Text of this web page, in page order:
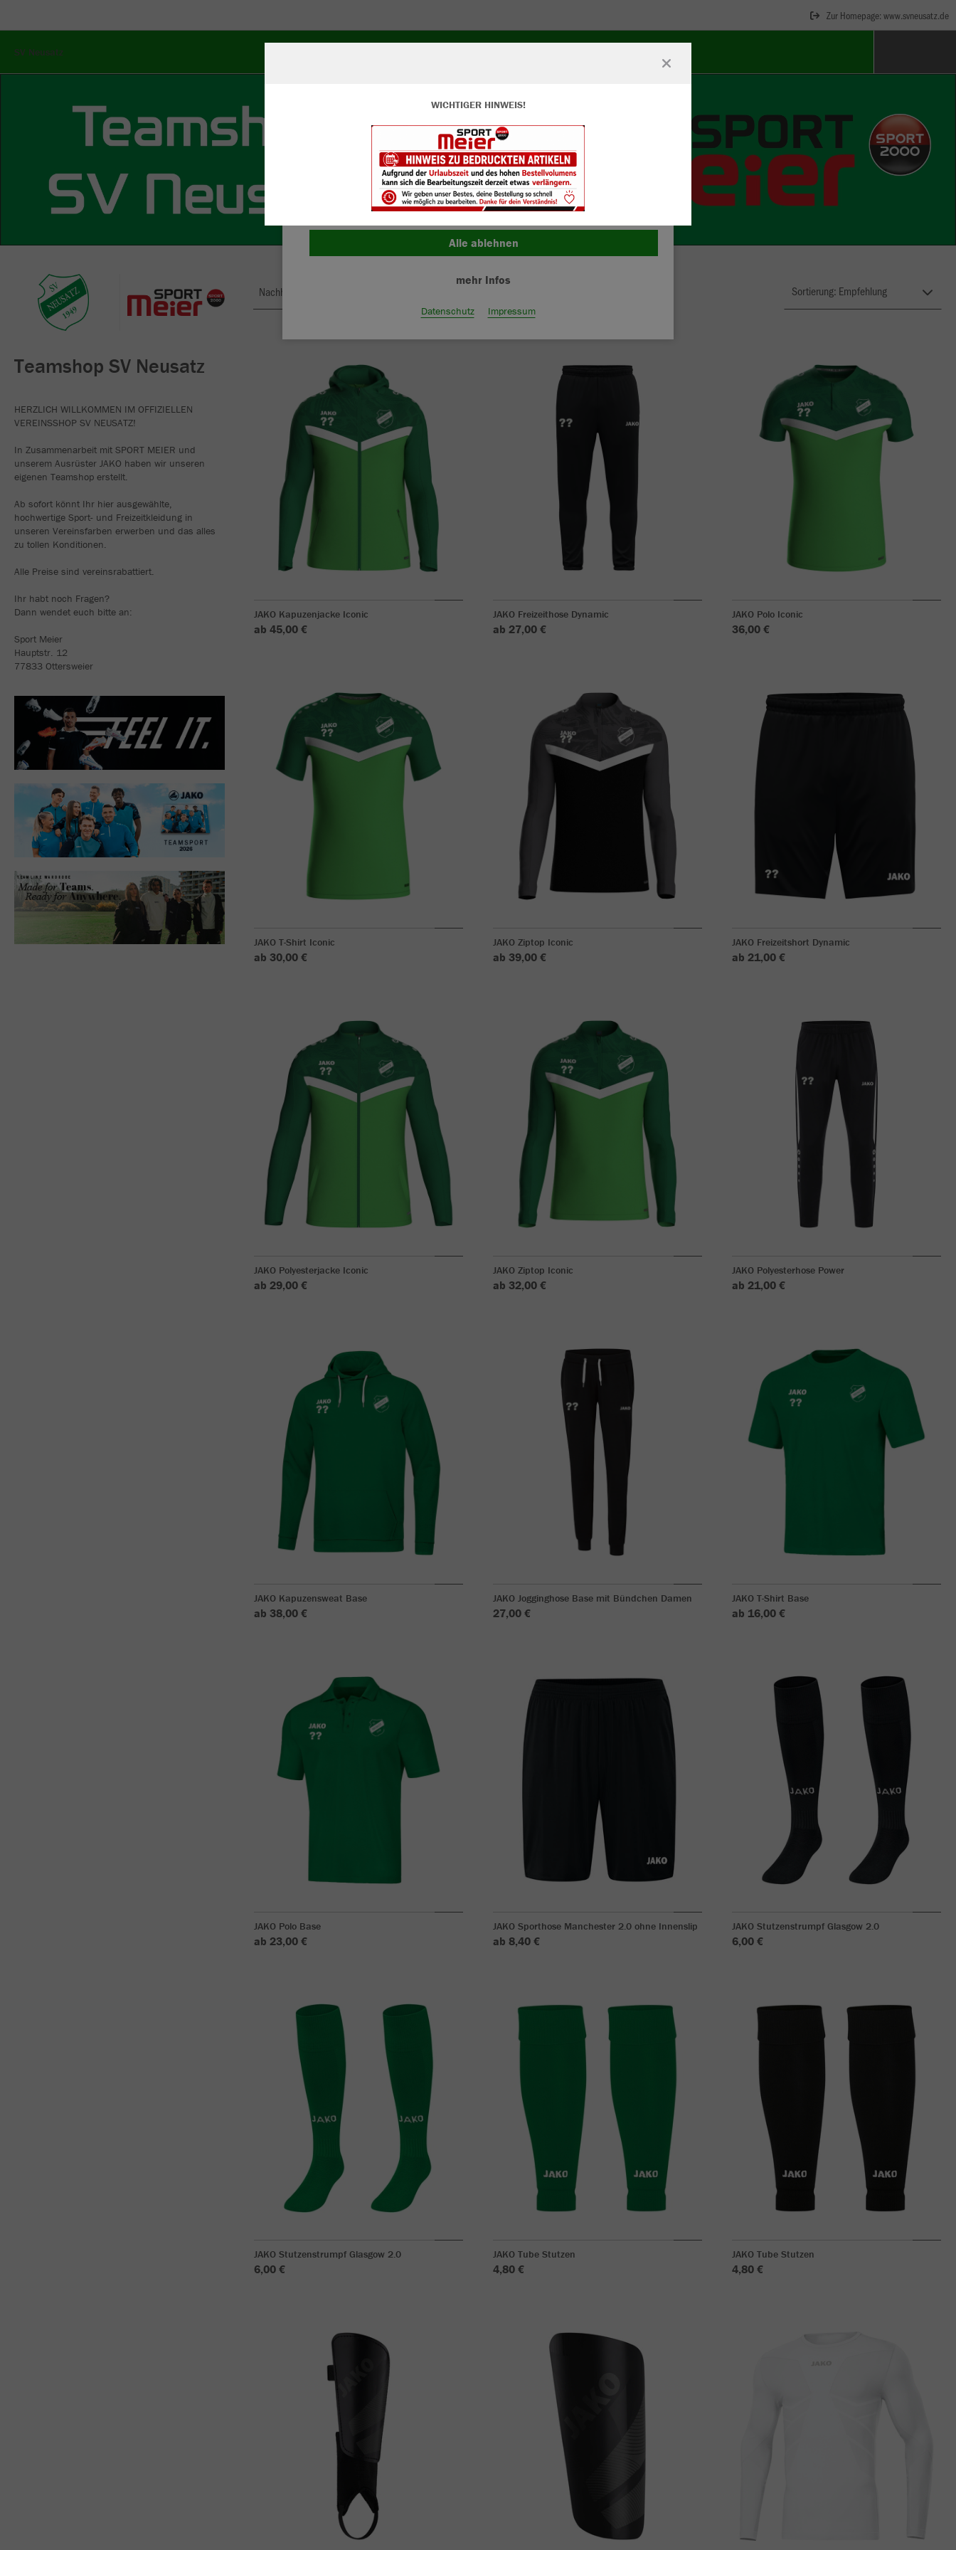
Zur Homepage: www.svneusatz.de
SV Neusatz
Teamshop SV Neusatz
HERZLICH WILLKOMMEN IM OFFIZIELLEN
VEREINSSHOP SV NEUSATZ!
In Zusammenarbeit mit SPORT MEIER und
unserem Ausrüster JAKO haben wir unseren
eigenen Teamshop erstellt.
Ab sofort könnt Ihr hier ausgewählte,
hochwertige Sport- und Freizeitkleidung in
unseren Vereinsfarben erwerben und das alles
zu tollen Konditionen.
Alle Preise sind vereinsrabattiert.
Ihr habt noch Fragen?
Dann wendet euch bitte an:
Sport Meier
Hauptstr. 12
77833 Ottersweier
Nachhaltig
JAKO Kapuzenjacke Iconic
ab 45,00 €
JAKO Freizeithose Dynamic
ab 27,00 €
JAKO Polo Iconic
36,00 €
JAKO T-Shirt Iconic
ab 30,00 €
JAKO Ziptop Iconic
ab 39,00 €
JAKO Freizeitshort Dynamic
ab 21,00 €
JAKO Polyesterjacke Iconic
ab 29,00 €
JAKO Ziptop Iconic
ab 32,00 €
JAKO Polyesterhose Power
ab 21,00 €
JAKO Kapuzensweat Base
ab 38,00 €
JAKO Jogginghose Base mit Bündchen Damen
27,00 €
JAKO T-Shirt Base
ab 16,00 €
JAKO Polo Base
ab 23,00 €
JAKO Sporthose Manchester 2.0 ohne Innenslip
ab 8,40 €
JAKO Stutzenstrumpf Glasgow 2.0
6,00 €
JAKO Stutzenstrumpf Glasgow 2.0
6,00 €
JAKO Tube Stutzen
4,80 €
JAKO Tube Stutzen
4,80 €
WICHTIGER HINWEIS!
Durch die Analyse der Besucherdaten können wir dir personalisierte Inhalte
anzeigen und unsere Website verbessern. Weitere Informationen zu den
Cookies findest Du in den Einstellungen.
Alle akzeptieren
Alle ablehnen
mehr Infos
Datenschutz Impressum